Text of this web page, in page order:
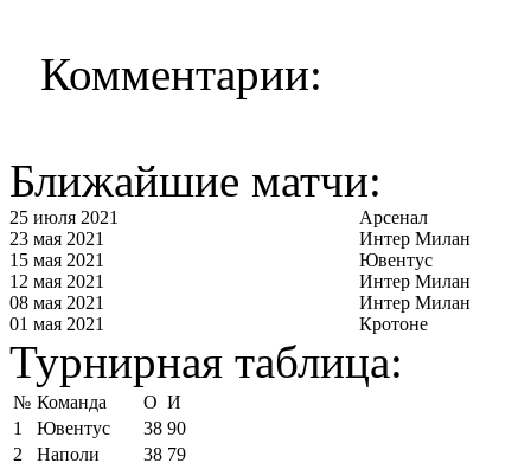
Комментарии:
Ближайшие матчи:
25 июля 2021
Арсенал
23 мая 2021
Интер Милан
15 мая 2021
Ювентус
12 мая 2021
Интер Милан
08 мая 2021
Интер Милан
01 мая 2021
Кротоне
Турнирная таблица:
№ Команда О И
1
Ювентус 38 90
2
Наполи 38 79